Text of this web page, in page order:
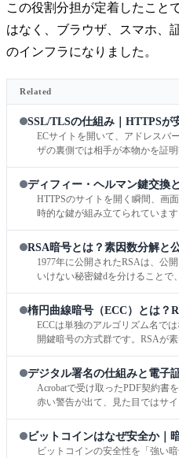
この役割分担が定着したこと
はなく、ブラウザ、スマホ、
のインフラになりました。
Related
SSL/TLSの仕組み｜HTTPSが
ECサイトを開いて、アドレスバ
ザの裏側では相手が本物かを証
す。HTTPSの正体は、盗聴を防
性、正しい相手を確認する認証
みです。
ディフィー・ヘルマン鍵交換
HTTPSのサイトを開く瞬間、画
時的な鍵が組み立てられていま
上でも、双方が同じ秘密を共同
す。
RSA暗号とは？素因数分解と
1977年に公開されたRSAは、公
いけない秘密鍵dを分けることで
っているのに実務での役割が曖
から手で追える計算例までを一
楕円曲線暗号（ECC）とは？
ECCは単独のアルゴリズム名で
開鍵暗号の方式群です。RSAが
倍算の“逆向きの解きにくさ”を安
デジタル署名の仕組みと電子
Acrobatで受け取ったPDF契約書
赤い警告が出て、見た目ではサ
ビットコインはなぜ安全か｜
ビットコインの安全性を「強い